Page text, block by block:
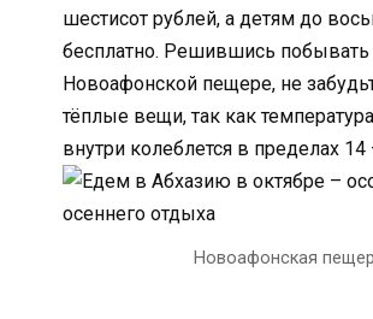
шестисот рублей, а детям до
бесплатно. Решившись побывать
Новоафонской пещере, не
тёплые вещи, так как
внутри колеблется в пределах 14
Новоафонская